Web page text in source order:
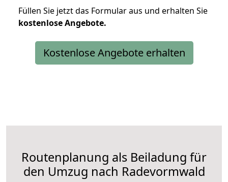
Füllen Sie jetzt das Formular aus und erhalten Sie
kostenloseAngebote.
Kostenlose Angebote erhalten
Routenplanung als Beiladung für
den Umzug nach Radevormwald